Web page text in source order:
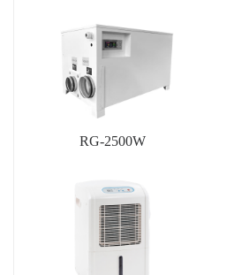
RG-2500W